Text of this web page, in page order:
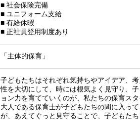
■ 社会保険完備
■ ユニフォーム支給
■ 有給休暇
■ 正社員登用制度あり
「主体的保育」
子どもたちはそれぞれ気持ちやアイデア、
性を大切にして、時には根気よく見守り、
ョン力を育てていくのが、私たちの保育スタ
大人である保育士が子どもたちの間に入っ
が、あえてぐっと見守ることで、子どもた